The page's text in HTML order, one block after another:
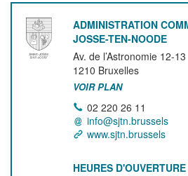
ADMINISTRATION
JOSSE-TEN-NOODE
Av. de l’Astronomie 12-13
1210 Bruxelles
VOIR PLAN
02 220 26 11
info@sjtn.brussels
www.sjtn.brussels
HEURES D'OUVERTURE